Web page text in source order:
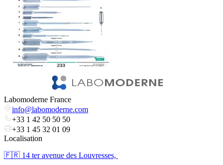
Labomoderne France
info@labomoderne.com
+33 1 42 50 50 50
+33 1 45 32 01 09
Localisation
🇫🇷 ​14 ter avenue des Louvresses,